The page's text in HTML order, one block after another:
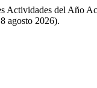
Actividades del Año
agosto 2026).